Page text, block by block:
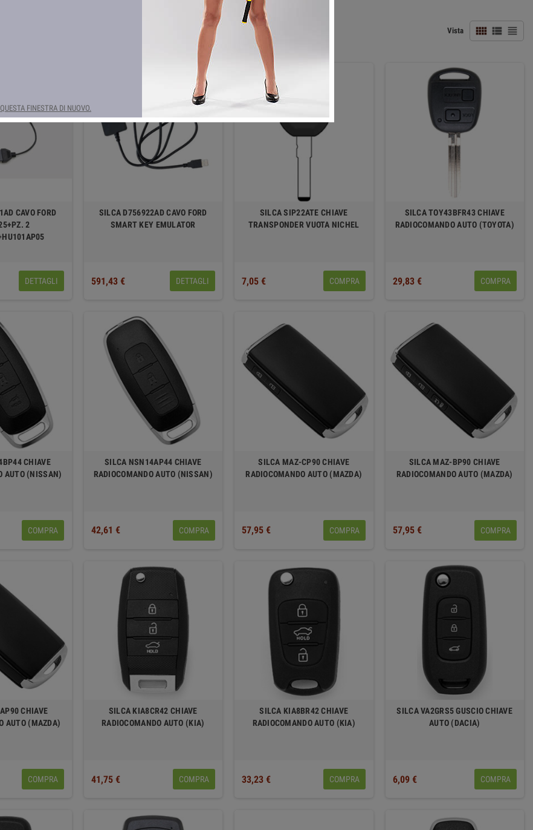
Rilevanza Vista   
CAVO FORD
2
DETTAGLI
SILCA D756922AD CAVO FORD
SMART KEY EMULATOR
591,43 € DETTAGLI
SILCA SIP22ATE CHIAVE
TRANSPONDER VUOTA NICHEL
7,05 € COMPRA
SILCA TOY43BFR43 CHIAVE
RADIOCOMANDO AUTO (TOYOTA)
29,83 € COMPRA
CHIAVE
AUTO (NISSAN)
COMPRA
SILCA NSN14AP44 CHIAVE
RADIOCOMANDO AUTO (NISSAN)
42,61 € COMPRA
SILCA MAZ-CP90 CHIAVE
RADIOCOMANDO AUTO (MAZDA)
57,95 € COMPRA
SILCA MAZ-BP90 CHIAVE
RADIOCOMANDO AUTO (MAZDA)
57,95 € COMPRA
CHIAVE
AUTO (MAZDA)
COMPRA
SILCA KIA8CR42 CHIAVE
RADIOCOMANDO AUTO (KIA)
41,75 € COMPRA
SILCA KIA8BR42 CHIAVE
RADIOCOMANDO AUTO (KIA)
33,23 € COMPRA
SILCA VA2GRS5 GUSCIO CHIAVE
AUTO (DACIA)
6,09 € COMPRA
FINESTRA DI NUOVO.